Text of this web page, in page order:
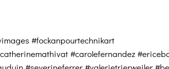
#fockanpourtechnikart
#carolefernandez